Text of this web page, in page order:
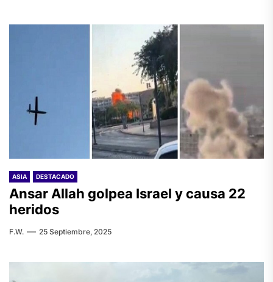
ASIA DESTACADO
Ansar Allah golpea Israel y causa 22
heridos
F.W. 25 Septiembre, 2025